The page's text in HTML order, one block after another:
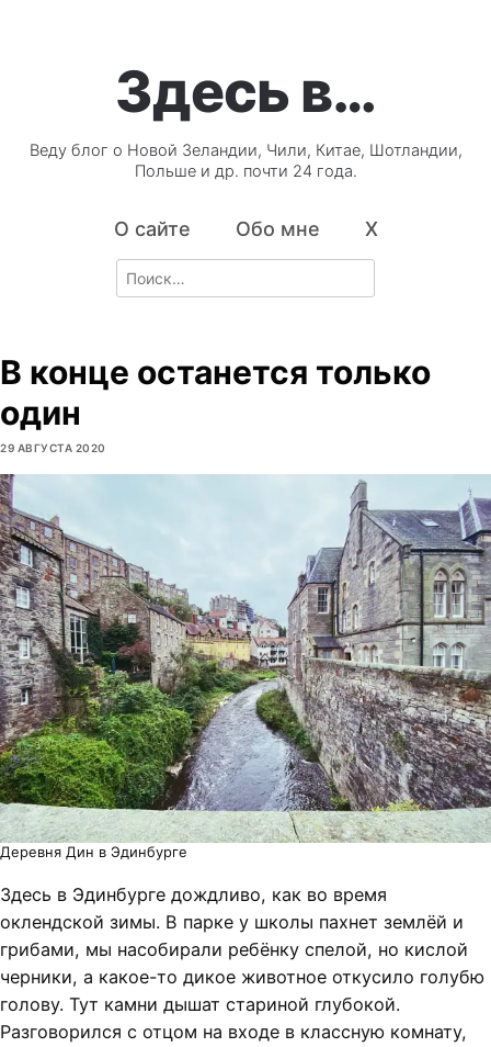
Здесь в…
Веду блог о Новой Зеландии, Чили, Китае, Шотландии,
Польше и др. почти 24 года.
О сайте Обо мне X
Search
for:
В конце останется только
один
29 АВГУСТА 2020
Деревня Дин в Эдинбурге
Здесь в Эдинбурге дождливо, как во время
оклендской зимы. В парке у школы пахнет землёй и
грибами, мы насобирали ребёнку спелой, но кислой
черники, а какое-то дикое животное откусило голубю
голову. Тут камни дышат стариной глубокой.
Разговорился с отцом на входе в классную комнату,